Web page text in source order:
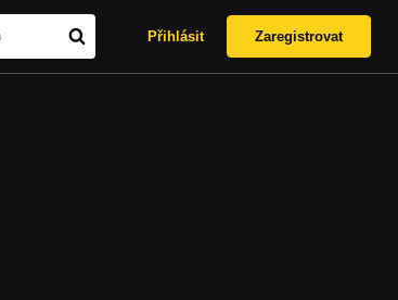
Přihlásit Zaregistrovat